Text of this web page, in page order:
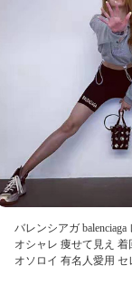
バレンシアガ
オシャレ 痩せて見え
オソロイ 有名人愛用